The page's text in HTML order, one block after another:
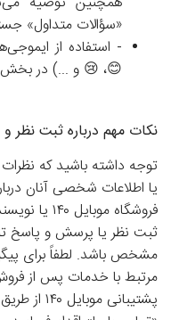
«سؤالات متداول»
- استفاده از
😊، 😢 و ...) در
نکات مهم درباره ثبت نظر
توجه داشته باشید که
یا اطلاعات شخصی آنان
فروشگاه موبایل ۱۴۰ یا نویسنده نظر ایجاد نمی‌کند.
ثبت نظر یا پرسش و پاسخ
مشخص باشد. لطفاً برای
مرتبط با خدمات پس از